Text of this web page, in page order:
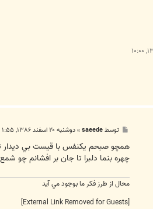
سه‌شنبه ۲۵ مهر ۱۳۸۵, ۱۰:۰۰
ت
توسطsaeede
»دوشنبه ۲۰ اسفند ۱۳۸۶, ۱:۵۵ ب.ظ
همچو صبحم يکنفس با قيست بي ديدار
چهره بنما دلبرا تا جان بر افشانم چو شمع
محال از طرز فکر ما بوجود مي آيد
[External Link Removed for Guests]